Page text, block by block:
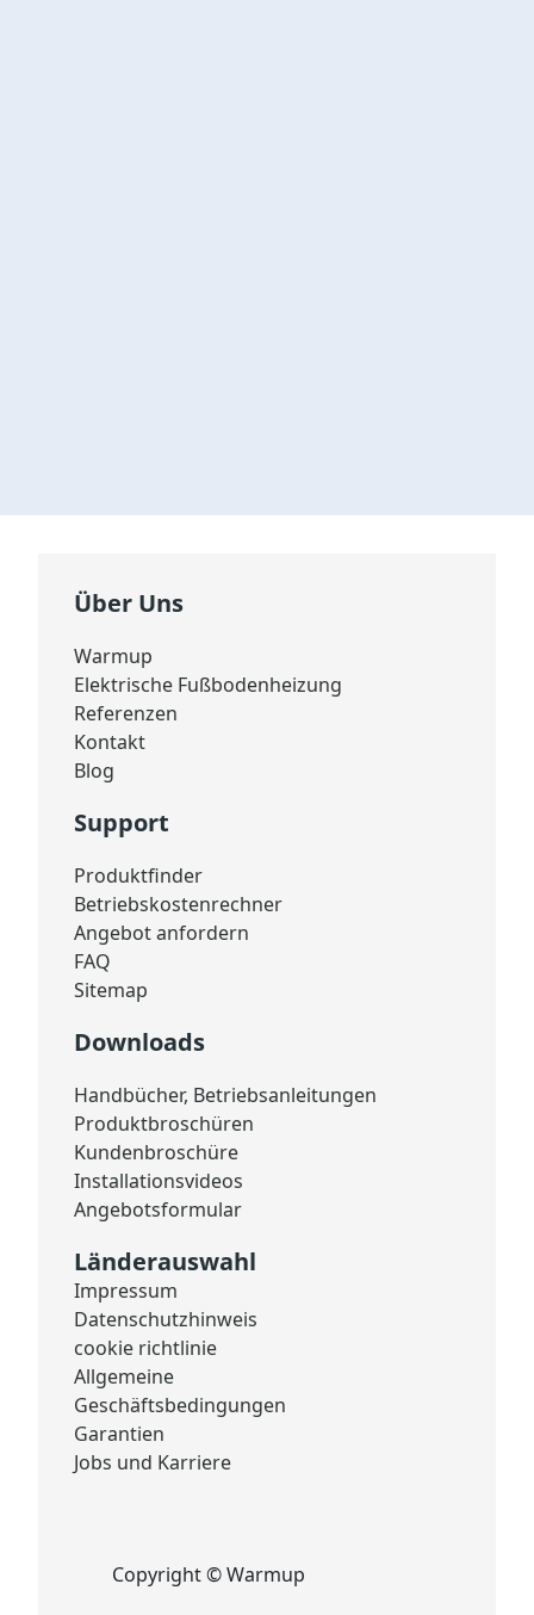
Über Uns
Warmup
Elektrische Fußbodenheizung
Referenzen
Kontakt
Blog
Support
Produktfinder
Betriebskostenrechner
Angebot anfordern
FAQ
Sitemap
Downloads
Handbücher, Betriebsanleitungen
Produktbroschüren
Kundenbroschüre
Installationsvideos
Angebotsformular
Länderauswahl
Impressum
Datenschutzhinweis
cookie richtlinie
Allgemeine
Geschäftsbedingungen
Garantien
Jobs und Karriere
Copyright © Warmup